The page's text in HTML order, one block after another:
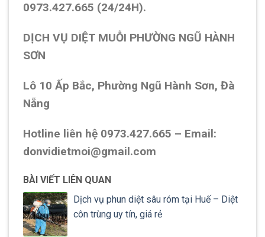
0973.427.665 (24/24H).
DỊCH VỤ DIỆT MUỖI PHƯỜNG NGŨ HÀNH
SƠN
Lô 10 Ấp Bắc, Phường Ngũ Hành Sơn, Đà
Nẵng
Hotline liên hệ 0973.427.665 – Email:
donvidietmoi@gmail.com
BÀI VIẾT LIÊN QUAN
Dịch vụ phun diệt sâu róm tại Huế – Diệt
côn trùng uy tín, giá rẻ